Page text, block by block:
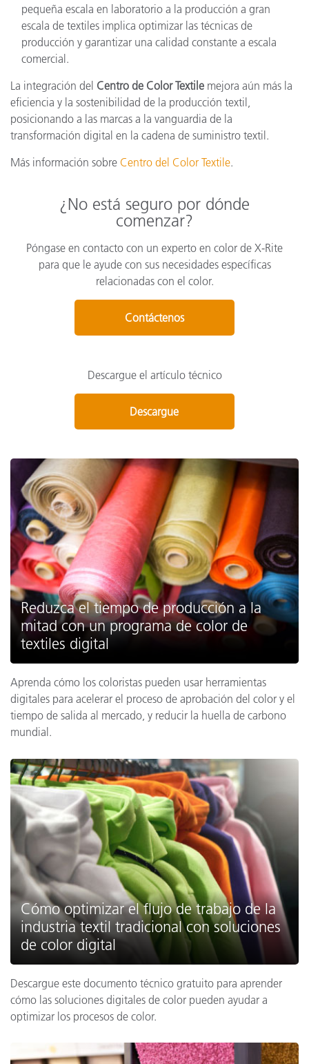
pequeña escala en laboratorio a la producción a gran
escala de textiles implica optimizar las técnicas de
producción y garantizar una calidad constante a escala
comercial.
La integración del Centro de Color Textile mejora aún más la
eficiencia y la sostenibilidad de la producción textil,
posicionando a las marcas a la vanguardia de la
transformación digital en la cadena de suministro textil.
Más información sobre Centro del Color Textile.
¿No está seguro por dónde
comenzar?
Póngase en contacto con un experto en color de X-Rite
para que le ayude con sus necesidades específicas
relacionadas con el color.
Contáctenos
Descargue el artículo técnico
Descargue
Reduzca el tiempo de producción a la
mitad con un programa de color de
textiles digital
Aprenda cómo los coloristas pueden usar herramientas
digitales para acelerar el proceso de aprobación del color y el
tiempo de salida al mercado, y reducir la huella de carbono
mundial.
Cómo optimizar el flujo de trabajo de la
industria textil tradicional con soluciones
de color digital
Descargue este documento técnico gratuito para aprender
cómo las soluciones digitales de color pueden ayudar a
optimizar los procesos de color.